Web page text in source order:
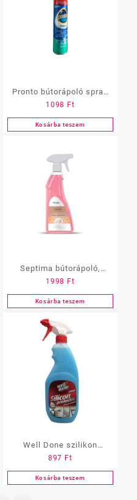
Pronto bútorápoló spray
250ml „Multi Surface” kék
1098 Ft
Kosárba teszem
Septima bútorápoló,
1998 Ft
Kosárba teszem
Well Done szilikon
Protector szf 750ml
897 Ft
Kosárba teszem